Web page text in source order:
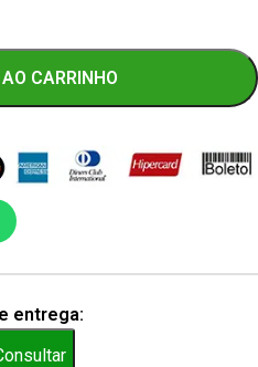
CARRINHO
entrega: